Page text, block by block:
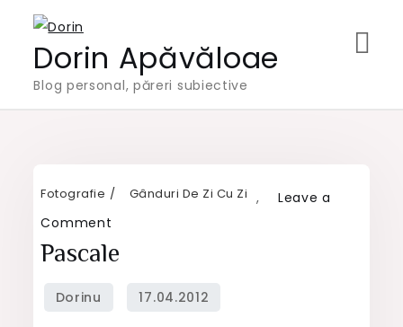
contentDorin Apăvăloae
Blog personal, păreri subiective
Fotografie ,
Gânduri De Zi Cu Zi
Leave a
Comment
Pascale
Pascale